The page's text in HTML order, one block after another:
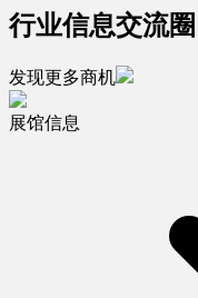
行业信息交流圈
发现更多商机
展馆信息